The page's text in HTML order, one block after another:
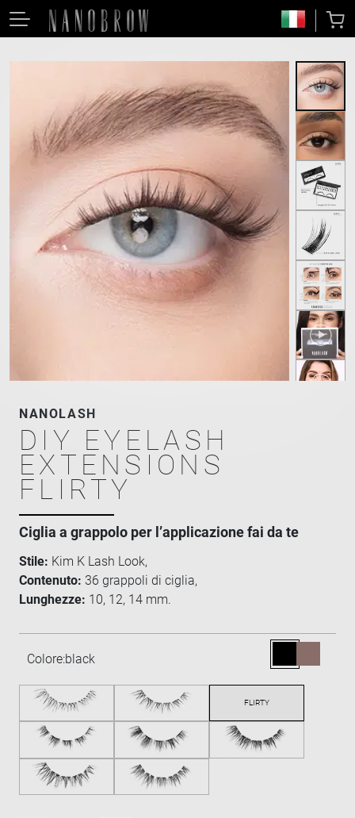
NANOLASH
DIY EYELASH
EXTENSIONS
FLIRTY
Ciglia a grappolo per l’applicazione fai da te
Stile: Kim K Lash Look,
Contenuto: 36 grappoli di ciglia,
Lunghezze: 10, 12, 14 mm.
Colore:black